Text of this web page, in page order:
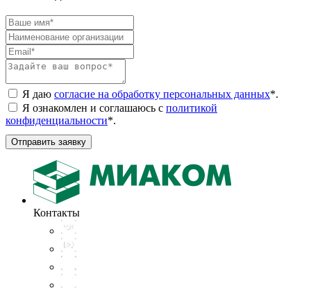
Я даю согласие на обработку персональных данных*.
Я ознакомлен и соглашаюсь с политикой
конфиденциальности*.
Отправить заявку
Контакты